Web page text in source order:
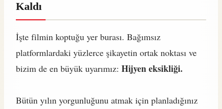
Kaldı
İşte filmin koptuğu yer burası. Bağımsız
platformlardaki yüzlerce şikayetin ortak noktası ve
bizim de en büyük uyarımız: Hijyen eksikliği.
Bütün yılın yorgunluğunu atmak için planladığınız